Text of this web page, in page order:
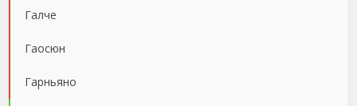
Галче
Гаосюн
Гарньяно